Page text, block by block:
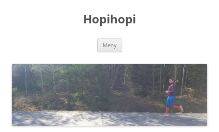
Hopihopi
Meny